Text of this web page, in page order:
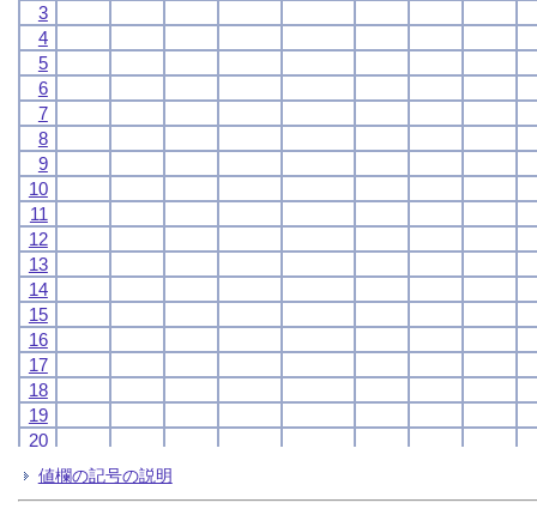
3
4
5
6
7
8
9
10
11
12
13
14
15
16
17
18
19
20
21
22
3
4
5
6
7
8
9
10
11
12
13
14
15
16
17
18
19
20
21
22
3
4
5
6
7
8
9
10
11
12
13
14
15
16
17
18
19
20
21
22
3
4
5
6
7
8
9
10
11
12
13
14
15
16
17
18
19
20
21
22
値欄の記号の説明